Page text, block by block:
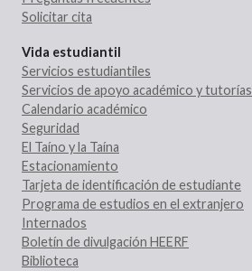
Solicitar cita
Vida estudiantil
Servicios estudiantiles
Servicios de apoyo académico y tutorías
Calendario académico
Seguridad
El Taíno y la Taína
Estacionamiento
Tarjeta de identificación de estudiante
Programa de estudios en el extranjero
Internados
Boletín de divulgación HEERF
Biblioteca